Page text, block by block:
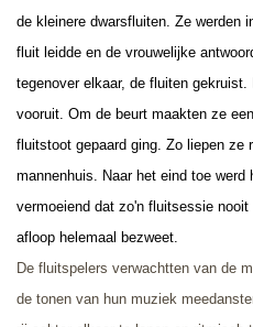
de kleinere dwarsfluiten. Ze werden
fluit leidde en de vrouwelijke
tegenover elkaar, de fluiten
vooruit. Om de beurt maakten ze
fluitstoot gepaard ging. Zo liepen ze
mannenhuis. Naar het eind toe
vermoeiend dat zo'n fluitsessie
afloop helemaal bezweet.
De fluitspelers verwachtten van de
de tonen van hun muziek